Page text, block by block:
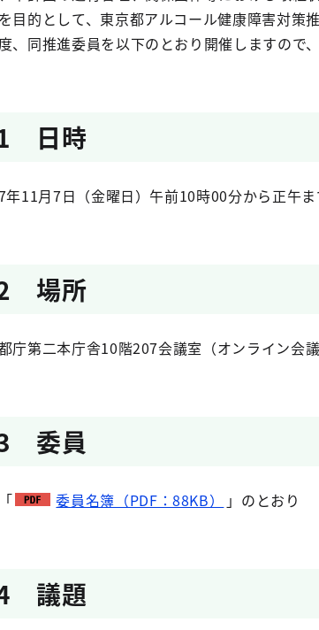
目的として、東京都アルコール健康障害対策
、同推進委員を以下のとおり開催しますので
日時
年11月7日（金曜日）午前10時00分から正午ま
場所
庁第二本庁舎10階207会議室（オンライン会議
委員
委員名簿（PDF：88KB） 」のとおり
議題